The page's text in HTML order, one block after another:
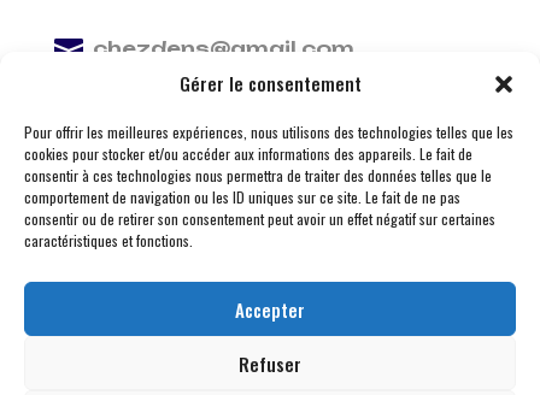
Gérer le consentement
Pour offrir les meilleures expériences, nous utilisons des technologies telles que les
cookies pour stocker et/ou accéder aux informations des appareils. Le fait de
consentir à ces technologies nous permettra de traiter des données telles que le
comportement de navigation ou les ID uniques sur ce site. Le fait de ne pas
consentir ou de retirer son consentement peut avoir un effet négatif sur certaines
caractéristiques et fonctions.
Accepter
Refuser
 chezdens@gmail.com